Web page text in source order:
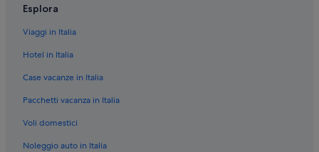
Centro storico: Hotel con servizi business
Centro storico: Hotel con bar
Centro storico: Resort e hotel con spa
Centro storico: Hotel con Wi-Fi
Area Metropolitana di Torino: Hotel con piscina
Torino: B&B
Area Metropolitana di Torino: Cottage
Esplora
Viaggi in Italia
Hotel in Italia
Case vacanze in Italia
Pacchetti vacanza in Italia
Voli domestici
Noleggio auto in Italia